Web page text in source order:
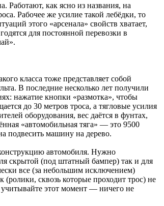
Работают, как ясно из названия, на
Рабочее же усилие такой лебёдки, то
этого «арсенала» свойств хватает,
для постоянной перевозки в
класса тоже представляет собой
В последние несколько лет получили
нажатие кнопки «размотка», чтобы
до 30 метров троса, а тягловые усилия
оборудования, вес даётся в фунтах,
«автомобильная тяга» — это 9500
подвесить машину на дерево.
автомобиля. Нужно
скрытой (под штатный бампер) так и для
все (за небольшим исключением)
сквозь которые проходит трос) не
этот момент — ничего не